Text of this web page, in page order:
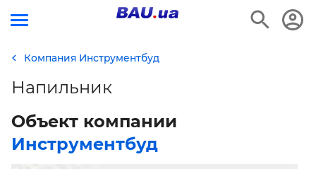
Компания Инструментбуд
Напильник
Объект компании
Инструментбуд